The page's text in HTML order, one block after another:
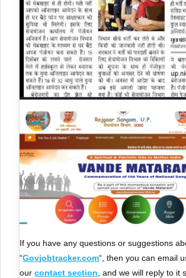
If you have any questions or suggestions
“Govjobtracker.com“, then you can email
ourcontact section , and we will reply to it